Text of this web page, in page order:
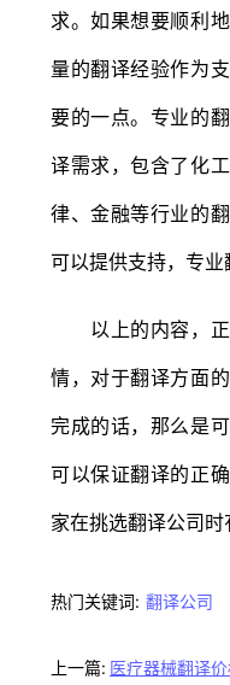
求。如果想要顺利
量的翻译经验作为
要的一点。专业的
译需求，包含了化
律、金融等行业的
可以提供支持，专业
以上的内容，正
情，对于翻译方面
完成的话，那么是
可以保证翻译的正
家在挑选翻译公司时
热门关键词: 翻译公司
上一篇: 医疗器械翻译